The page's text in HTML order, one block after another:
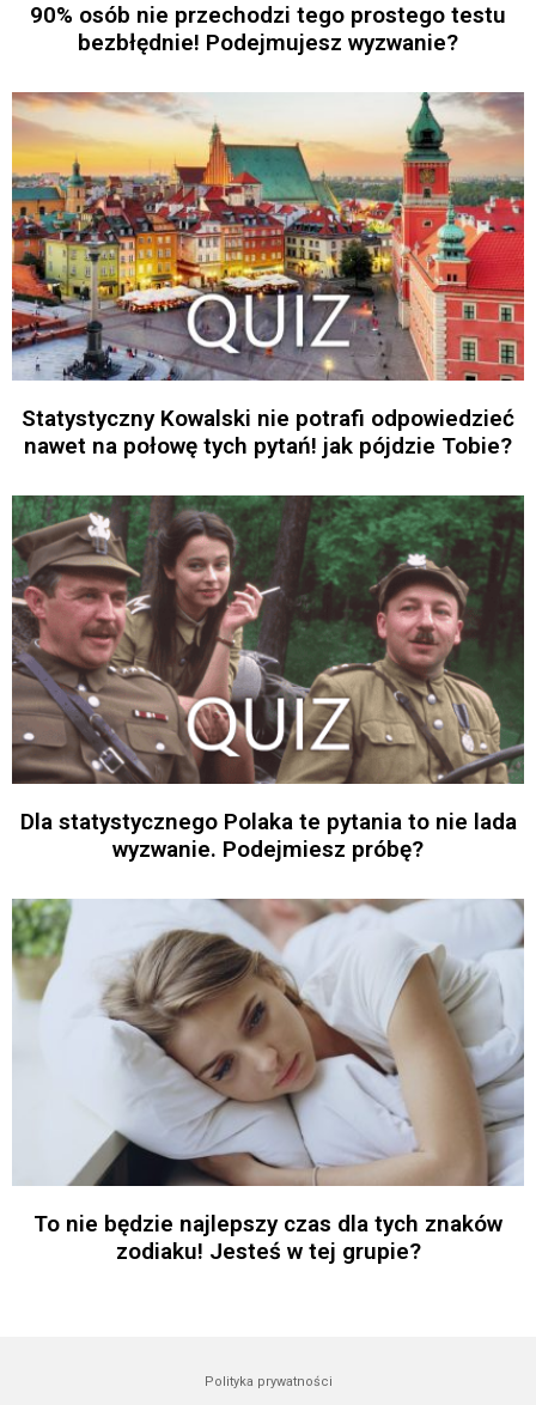
90% osób nie przechodzi tego prostego testu
bezbłędnie! Podejmujesz wyzwanie?
Statystyczny Kowalski nie potrafi odpowiedzieć
nawet na połowę tych pytań! jak pójdzie Tobie?
Dla statystycznego Polaka te pytania to nie lada
wyzwanie. Podejmiesz próbę?
To nie będzie najlepszy czas dla tych znaków
zodiaku! Jesteś w tej grupie?
Polityka prywatności